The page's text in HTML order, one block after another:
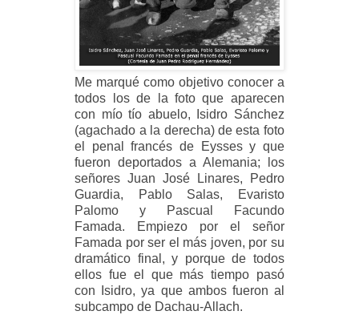
Me marqué como objetivo conocer a
todos los de la foto que aparecen
con mío tío abuelo, Isidro Sánchez
(agachado a la derecha) de esta foto
el penal francés de Eysses y que
fueron deportados a Alemania; los
señores Juan José Linares, Pedro
Guardia, Pablo Salas, Evaristo
Palomo y Pascual Facundo
Famada. Empiezo por el señor
Famada por ser el más joven, por su
dramático final, y porque de todos
ellos fue el que más tiempo pasó
con Isidro, ya que ambos fueron al
subcampo de Dachau-Allach.